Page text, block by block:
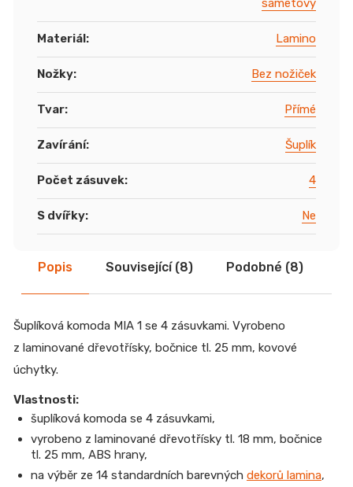
Materiál: Lamino
Nožky: Bez nožiček
Tvar: Přímé
Zavírání: Šuplík
Počet zásuvek: 4
S dvířky: Ne
Popis Související (8) Podobné (8)
Šuplíková komoda MIA 1 se 4 zásuvkami. Vyrobeno
z laminované dřevotřísky, bočnice tl. 25 mm, kovové
úchytky.
Vlastnosti:
šuplíková komoda se 4 zásuvkami,
vyrobeno z laminované dřevotřísky tl. 18 mm, bočnice
tl. 25 mm, ABS hrany,
na výběr ze 14 standardních barevných dekorů lamina,